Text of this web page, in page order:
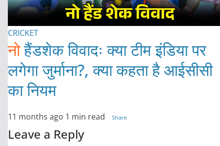
CRICKET
नोहैंडशेक विवादः क्या टीम इंडिया पर
लगेगा जुर्माना?, क्या कहता है आईसीसी
का नियम
11 months ago 1 min read Share
Leave a Reply